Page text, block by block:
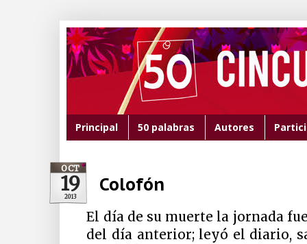
Principal 50 palabras Autores
OCT
19
2013
Colofón
El día de su muerte la jornada
del día anterior; leyó el diario,